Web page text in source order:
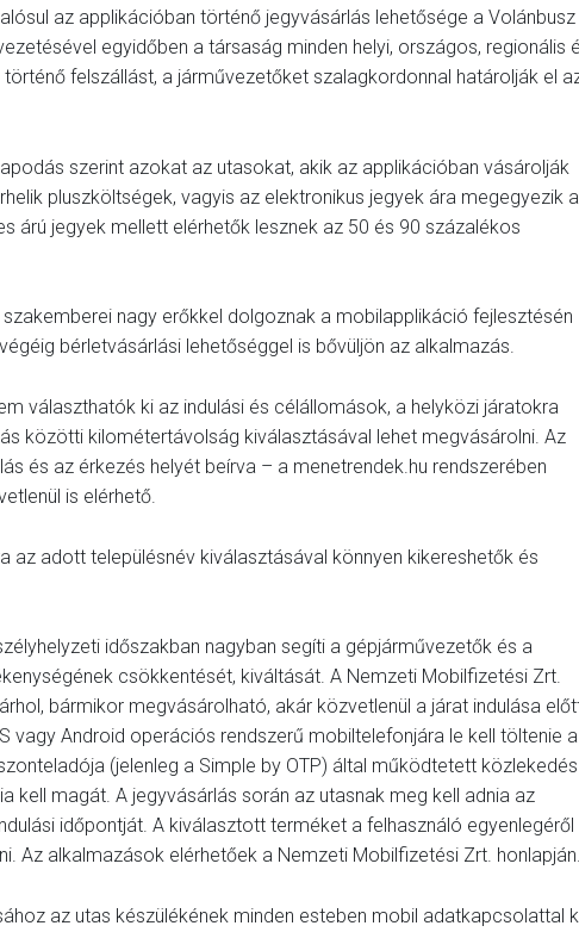
az applikációban történő jegyvásárlás lehetősége a Volánbusz
egyidőben a társaság minden helyi, országos, regionális
felszállást, a járművezetőket szalagkordonnal határolják el
szerint azokat az utasokat, akik az applikációban vásárolják
pluszköltségek, vagyis az elektronikus jegyek ára megegyezik a
árú jegyek mellett elérhetők lesznek az 50 és 90 százalékos
nagy erőkkel dolgoznak a mobilapplikáció fejlesztésén
bérletvásárlási lehetőséggel is bővüljön az alkalmazás.
választhatók ki az indulási és célállomások, a helyközi járatokra
közötti kilométertávolság kiválasztásával lehet megvásárolni. Az
és az érkezés helyét beírva – a menetrendek.hu rendszerében
is elérhető.
az adott településnév kiválasztásával könnyen kikereshetők és
időszakban nagyban segíti a gépjárművezetők és a
csökkentését, kiváltását. A Nemzeti Mobilfizetési Zrt.
bármikor megvásárolható, akár közvetlenül a járat indulása
vagy Android operációs rendszerű mobiltelefonjára le kell töltenie
(jelenleg a Simple by OTP) által működtetett
kell magát. A jegyvásárlás során az utasnak meg kell adnia az
időpontját. A kiválasztott terméket a felhasználó egyenlegéről
Az alkalmazások elérhetőek a Nemzeti Mobilfizetési Zrt.
az utas készülékének minden esteben mobil adatkapcsolattal